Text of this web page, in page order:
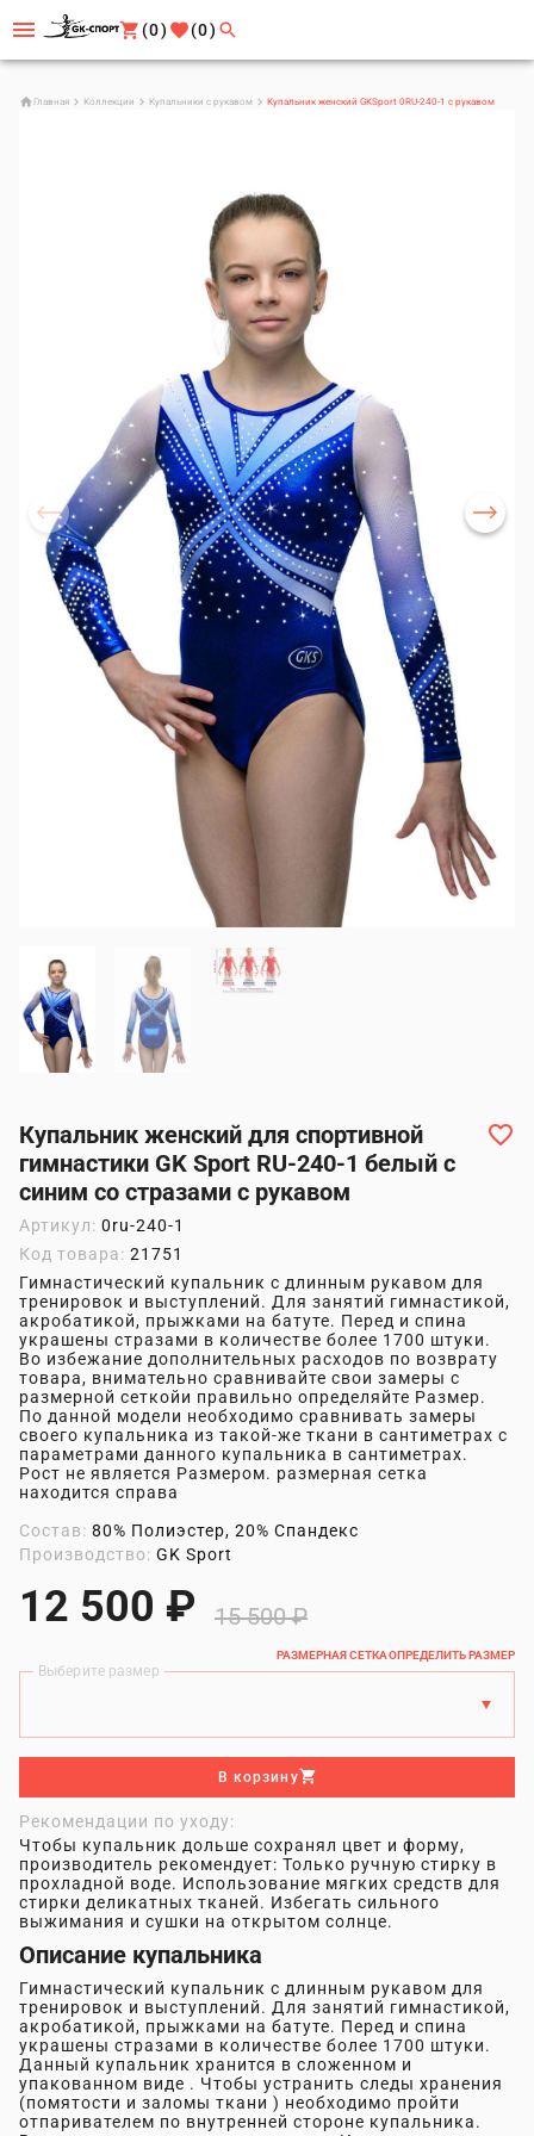
(0) (0)
Главная Коллекции Купальники с рукавом Купальник женский GKSport 0RU-240-1 с рукавом
Купальник женский для спортивной
гимнастики GK Sport RU-240-1 белый с
синим со стразами с рукавом
Артикул: 0ru-240-1
Код товара: 21751
Гимнастический купальник с длинным рукавом для
тренировок и выступлений. Для занятий гимнастикой,
акробатикой, прыжками на батуте. Перед и спина
украшены стразами в количестве более 1700 штуки.
Во избежание дополнительных расходов по возврату
товара, внимательно сравнивайте свои замеры с
размерной сеткойи правильно определяйте Размер.
По данной модели необходимо сравнивать замеры
своего купальника из такой-же ткани в сантиметрах с
параметрами данного купальника в сантиметрах.
Рост не является Размером. размерная сетка
находится справа
Состав: 80% Полиэстер, 20% Спандекс
Производство: GK Sport
12 500 ₽ 15 500 ₽
РАЗМЕРНАЯ СЕТКАОПРЕДЕЛИТЬ РАЗМЕР
Выберите размер
В корзину
Рекомендации по уходу:
Чтобы купальник дольше сохранял цвет и форму,
производитель рекомендует: Только ручную стирку в
прохладной воде. Использование мягких средств для
стирки деликатных тканей. Избегать сильного
выжимания и сушки на открытом солнце.
Описание купальника
Гимнастический купальник с длинным рукавом для
тренировок и выступлений. Для занятий гимнастикой,
акробатикой, прыжками на батуте. Перед и спина
украшены стразами в количестве более 1700 штуки.
Данный купальник хранится в сложенном и
упакованном виде . Чтобы устранить следы хранения
(помятости и заломы ткани ) необходимо пройти
отпаривателем по внутренней стороне купальника.